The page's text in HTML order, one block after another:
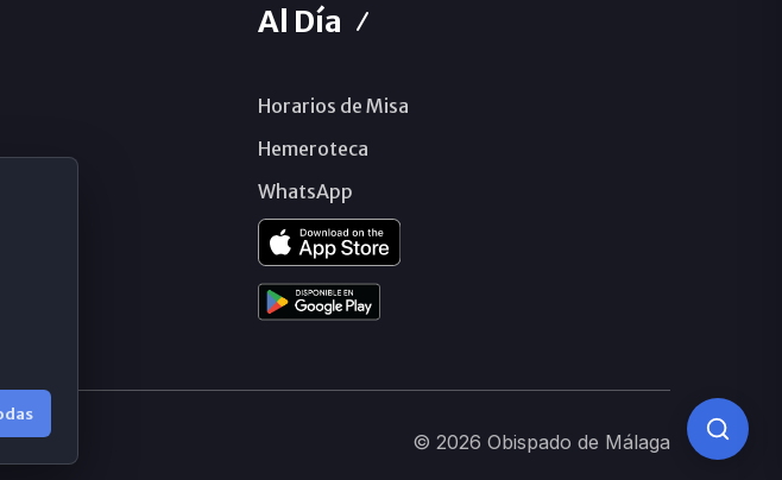
Al Día
Horarios de Misa
Hemeroteca
WhatsApp
© 2026 Obispado de Málaga